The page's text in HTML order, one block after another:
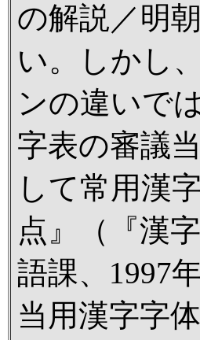
の解説／明
い。しかし
ンの違いで
字表の審議
して常用漢
点』（『漢
語課、1997
当用漢字字